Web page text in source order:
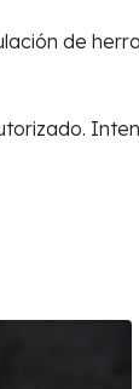
de